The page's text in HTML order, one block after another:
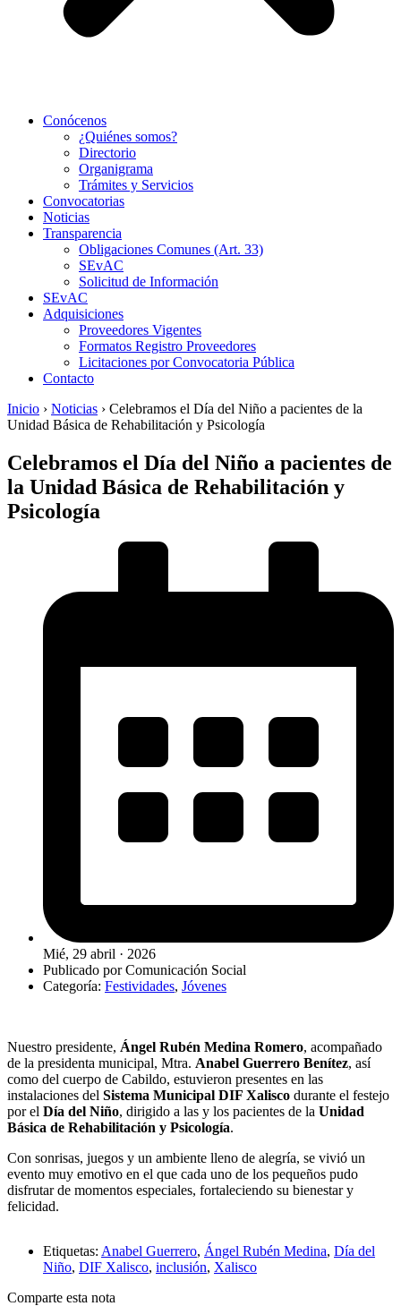
Conócenos
¿Quiénes somos?
Directorio
Organigrama
Trámites y Servicios
Convocatorias
Noticias
Transparencia
Obligaciones Comunes (Art. 33)
SEvAC
Solicitud de Información
SEvAC
Adquisiciones
Proveedores Vigentes
Formatos Registro Proveedores
Licitaciones por Convocatoria Pública
Contacto
Inicio › Noticias › Celebramos el Día del Niño a pacientes de la
Unidad Básica de Rehabilitación y Psicología
Celebramos el Día del Niño a pacientes de
la Unidad Básica de Rehabilitación y
Psicología
Mié, 29 abril · 2026
Publicado porComunicación Social
Categoría: Festividades, Jóvenes
Nuestro presidente, Ángel Rubén Medina Romero, acompañado
de la presidenta municipal, Mtra. Anabel Guerrero Benítez, así
como del cuerpo de Cabildo, estuvieron presentes en las
instalaciones del Sistema Municipal DIF Xalisco durante el festejo
por el Día del Niño, dirigido a las y los pacientes de la Unidad
Básica de Rehabilitación y Psicología.
Con sonrisas, juegos y un ambiente lleno de alegría, se vivió un
evento muy emotivo en el que cada uno de los pequeños pudo
disfrutar de momentos especiales, fortaleciendo su bienestar y
felicidad.
Etiquetas: Anabel Guerrero, Ángel Rubén Medina, Día del
Niño, DIF Xalisco, inclusión, Xalisco
Comparte esta nota